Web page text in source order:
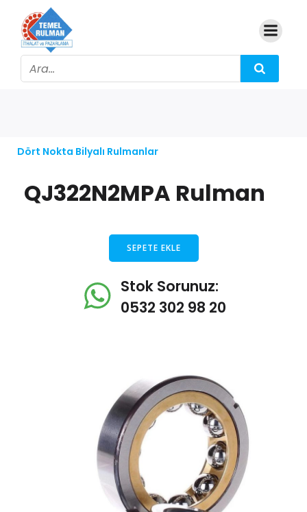
Dört Nokta Bilyalı Rulmanlar
QJ322N2MPA Rulman
SEPETE EKLE
Stok Sorunuz:
0532 302 98 20